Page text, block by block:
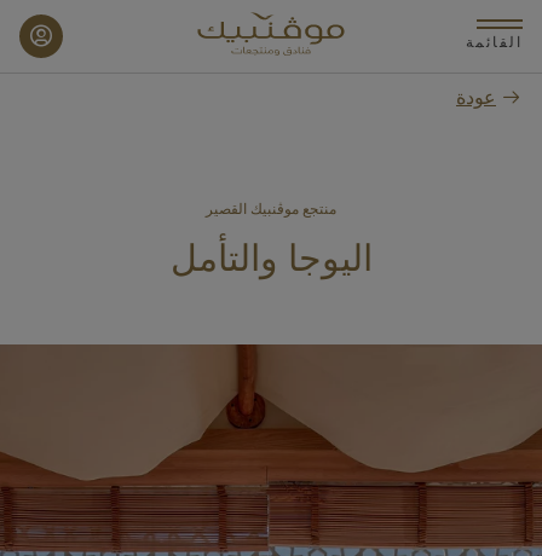
القائمة
عودة
منتجع موڤنبيك القصير
اليوجا والتأمل